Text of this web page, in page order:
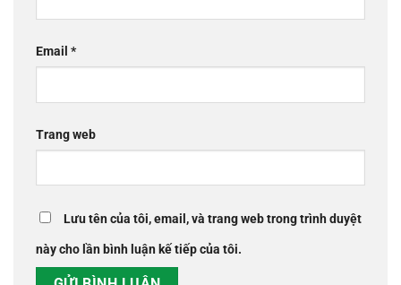
Email *
Trang web
Lưu tên của tôi, email, và trang web trong trình duyệt
này cho lần bình luận kế tiếp của tôi.